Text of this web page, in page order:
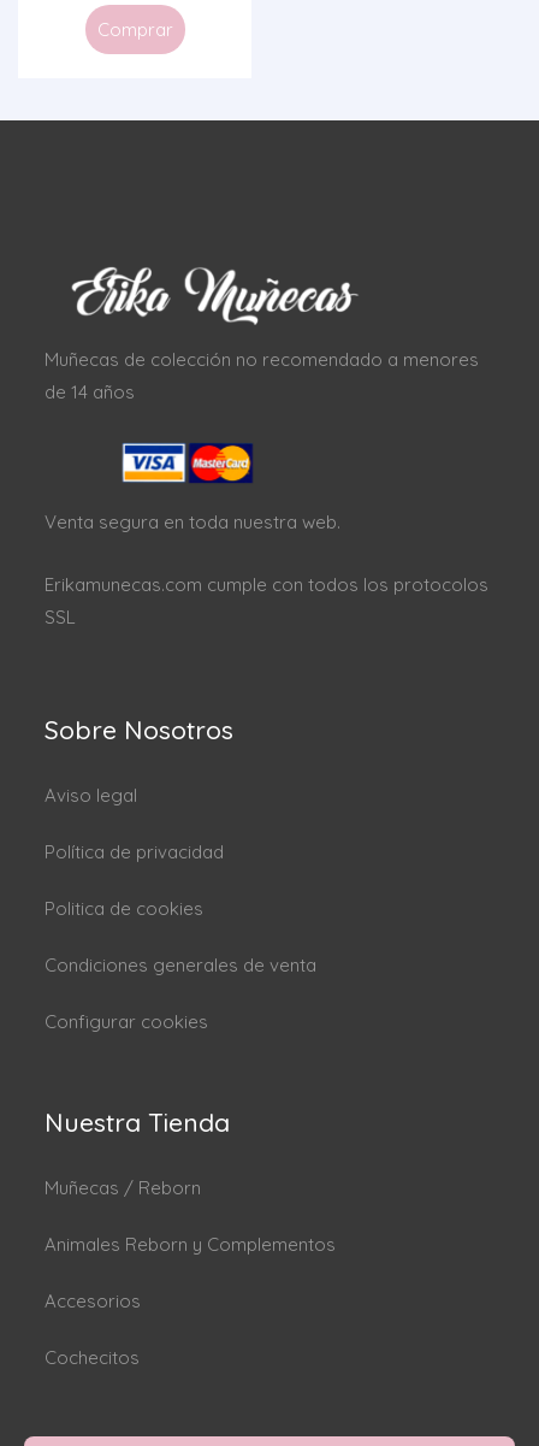
Comprar
Muñecas de colección no recomendado a menores
de 14 años
Venta segura en toda nuestra web.
Erikamunecas.com cumple con todos los protocolos
SSL
Sobre Nosotros
Aviso legal
Política de privacidad
Politica de cookies
Condiciones generales de venta
Configurar cookies
Nuestra Tienda
Muñecas / Reborn
Animales Reborn y Complementos
Accesorios
Cochecitos